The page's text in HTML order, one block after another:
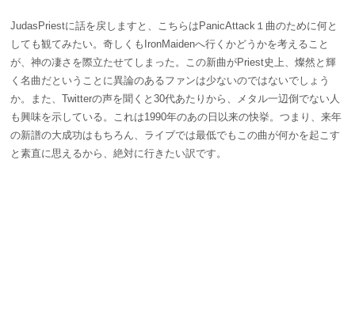
JudasPriestに話を戻しますと、こちらはPanicAttack１曲のために何と
しても観てみたい。奇しくもIronMaidenへ行くかどうかを考えること
が、神の凄さを際立たせてしまった。この新曲がPriest史上、燦然と輝
く名曲だということに異論のあるファンは少ないのではないでしょう
か。また、Twitterの声を聞くと30代あたりから、メタル一辺倒でない人
も興味を示している。これは1990年のあの日以来の快挙。つまり、来年
の新譜の大成功はもちろん、ライブでは最低でもこの曲が何かを起こす
と素直に思えるから、絶対に行きたい訳です。